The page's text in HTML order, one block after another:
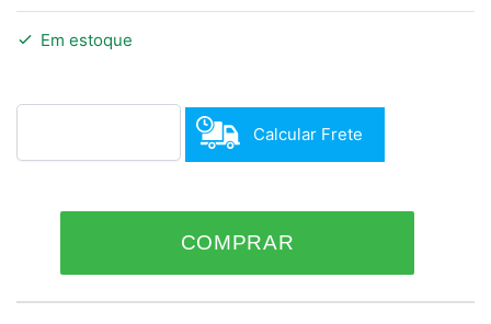
Em estoque
Calcular Frete
Corleone
Black
COMPRAR